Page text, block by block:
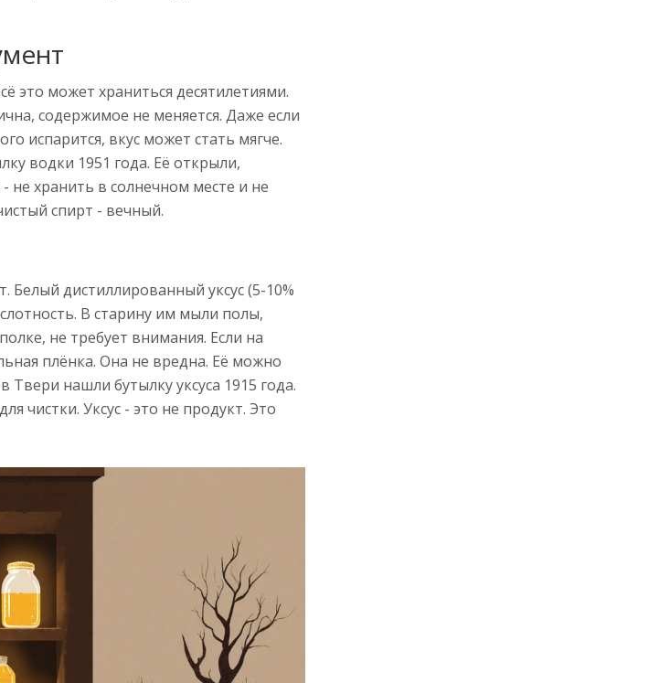
это может храниться десятилетиями.
содержимое не меняется. Даже если
испарится, вкус может стать мягче.
водки 1951 года. Её открыли,
не хранить в солнечном месте и не
спирт - вечный.
Белый дистиллированный уксус (5-10%
В старину им мыли полы,
не требует внимания. Если на
плёнка. Она не вредна. Её можно
нашли бутылку уксуса 1915 года.
чистки. Уксус - это не продукт. Это